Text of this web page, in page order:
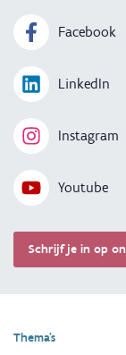
Facebook
LinkedIn
Instagram
Youtube
Schrijf je in op
Thema's